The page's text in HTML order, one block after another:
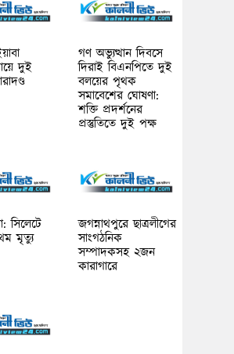
দুই
গণ অভ্যুত্থান দিবসে
দিরাই বিএনপিতে দুই
বলয়ের পৃথক
সমাবেশের ঘোষণা:
শক্তি প্রদর্শনের
প্রস্তুতিতে দুই পক্ষ
সিলেটে
মৃত্যু
জগন্নাথপুরে ছাত্রলীগের
সাংগঠনিক
সম্পাদকসহ ২জন
কারাগারে